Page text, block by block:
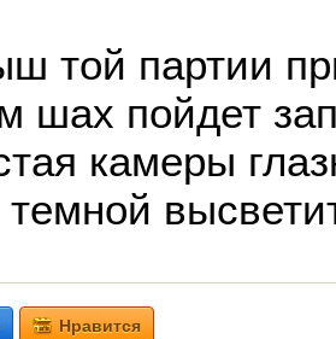
той партии
шах пойдет
камеры
темной
Нравится